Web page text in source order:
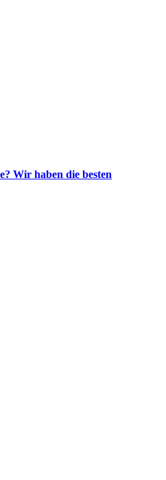
Wir haben die besten